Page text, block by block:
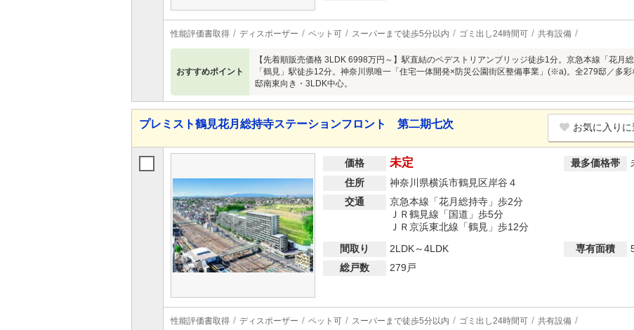
性能評価書取得 ディスポーザー ペット可 スーパーまで徒歩5分以内 ゴミ出し24時間可 共有設備
おすすめポイント
【先着順販売価格 3LDK 6998万円～】駅直結のペデストリアンブリッジ徒歩1分。京急本線「花月
「鶴見」駅徒歩12分。神奈川県唯一「住宅一体開発×防災公園街区整備事業」(※a)。全279邸／多
邸南東向き・3LDK中心。
プレミスト鶴見花月総持寺ステーションフロント 第二期七次 お気に入りに
価格 未定 最多価格帯
住所
神奈川県横浜市鶴見区岸谷４
交通
京急本線「花月総持寺」歩2分
ＪＲ鶴見線「国道」歩5分
ＪＲ京浜東北線「鶴見」歩12分
間取り
2LDK～4LDK 専有面積
総戸数 279戸
性能評価書取得 ディスポーザー ペット可 スーパーまで徒歩5分以内 ゴミ出し24時間可 共有設備